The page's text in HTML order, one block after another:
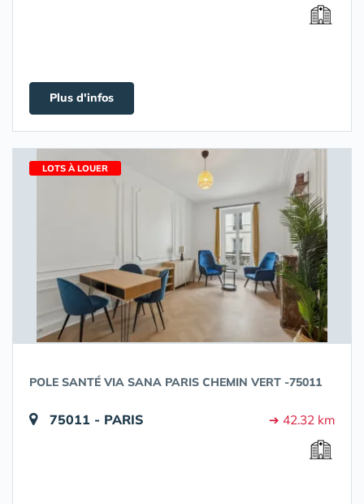
Plus d'infos
LOTS À LOUER
POLE SANTÉ VIA SANA PARIS CHEMIN VERT -75011
75011 - PARIS ➔ 42.32 km